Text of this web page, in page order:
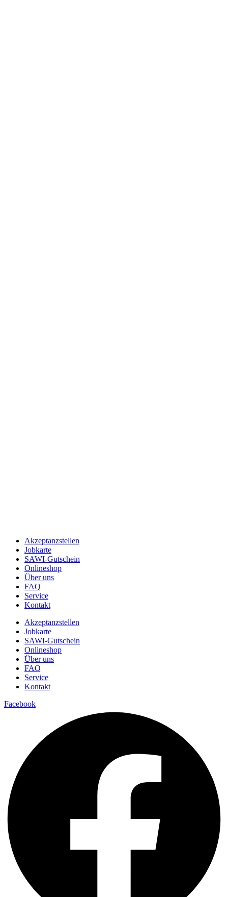
Akzeptanzstellen
Jobkarte
SAWI-Gutschein
Onlineshop
Über uns
FAQ
Service
Kontakt
Akzeptanzstellen
Jobkarte
SAWI-Gutschein
Onlineshop
Über uns
FAQ
Service
Kontakt
Facebook